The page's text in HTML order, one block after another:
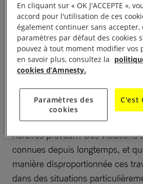
administratives, mais bien d’un
structuré, qui empêche des
femmes, généralement racisées,
à une situation stable, envisager
perspective de vie durable en
Cette situation les enferme en
d’exploitation : tâches pénibles et
fiches de poste non respectées,
horaires prévus… Des violations
connues depuis longtemps, et
manière disproportionnée ces
dans des situations
En cliquant sur « OK J'ACCEPTE »,
accord pour l'utilisation de ces
également continuer sans accepter,
paramètres par défaut des cookies
pouvez à tout moment modifier vos
en savoir plus, consultez la
cookies d’Amnesty.
Paramètres des
cookies
C'est